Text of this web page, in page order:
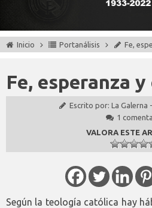
Inicio Portanálisis Fe,
Fe, esperanza
Escrito por: La Galerna -
1
VALORA ESTE
Según la teología católica hay